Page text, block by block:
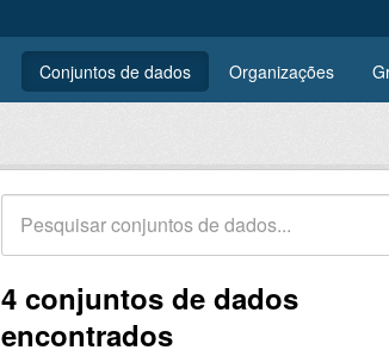
Conjuntos de dados Organizações
4 conjuntos de dados
encontrados